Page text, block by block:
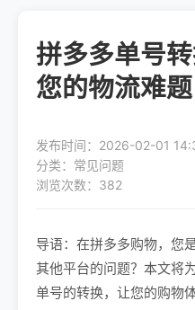
拼多多单号
您的物流难题
发布时间：2026-02-01
分类：常见问题
浏览次数：382
导语：在拼多多购物，您
其他平台的问题？本文将
单号的转换，让您的购物